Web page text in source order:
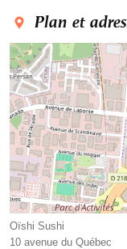
Plan et
Oïshi Sushi
10 avenue du Québec